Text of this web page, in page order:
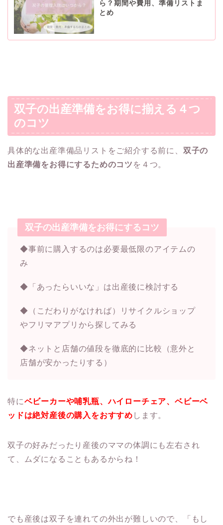
ら？期間や費用、準備リストま
とめ
双子の出産準備をお得に揃える４つ
のコツ
具体的な出産準備品リストをご紹介する前に、 双子の
出産準備をお得にするためのコツ を４つ。
双子の出産準備をお得にするコツ
◆事前に購入するのは必要最低限のアイテムの
み
◆「あったらいいな」は出産後に検討する
◆（こだわりがなければ）リサイクルショップ
やフリマアプリから探してみる
◆ネットと店舗の値段を徹底的に比較（意外と
店舗が安かったりする）
特にベビーカーや哺乳瓶、ハイローチェア、ベビーベ
ッドは絶対産後の購入をおすすめ します。
双子の好みだったり産後のママの体調にも左右され
て、ムダになることもあるからね！
でも産後は双子を連れての外出が難しいので、「もし